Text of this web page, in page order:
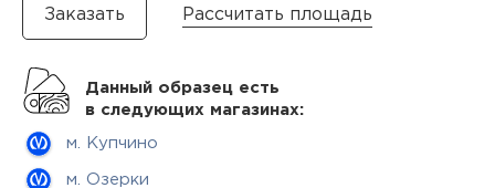
Рассчитать площадь
Данный образец есть
в следующих магазинах:
м. Купчино
м. Озерки